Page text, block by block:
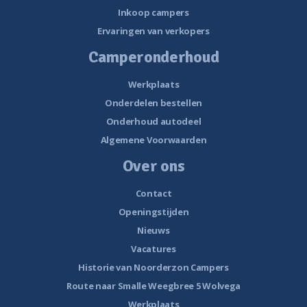
Inkoop campers
Ervaringen van verkopers
Camperonderhoud
Werkplaats
Onderdelen bestellen
Onderhoud autodeel
Algemene Voorwaarden
Over ons
Contact
Openingstijden
Nieuws
Vacatures
Historie van Noorderzon Campers
Route naar Smalle Weegbree 5 Wolvega
Werkplaats